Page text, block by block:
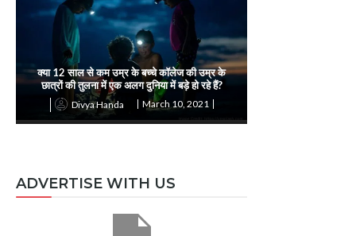
क्या 12 साल से कम उम्र के बच्चे कॉलेज की उम्र के
छात्रों की तुलना में एक अलग दुनिया में बड़े हो रहे हैं?
Divya Handa March 10, 2021
ADVERTISE WITH US